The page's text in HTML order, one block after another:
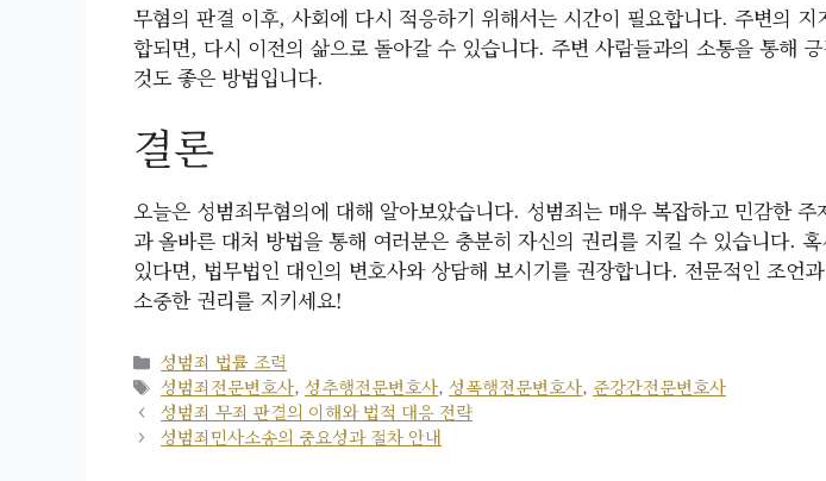
무혐의 판결 이후, 사회에 다시 적응하기 위해서는 시간이 필요합니다. 주변의 지
합되면, 다시 이전의 삶으로 돌아갈 수 있습니다. 주변 사람들과의 소통을 통해
것도 좋은 방법입니다.
결론
오늘은 성범죄무혐의에 대해 알아보았습니다. 성범죄는 매우 복잡하고 민감한 주
과 올바른 대처 방법을 통해 여러분은 충분히 자신의 권리를 지킬 수 있습니다.
있다면, 법무법인 대인의 변호사와 상담해 보시기를 권장합니다. 전문적인 조언
소중한 권리를 지키세요!
카
테
고
리
성범죄 법률 조력
태
그
성범죄전문변호사,성추행전문변호사,성폭행전문변호사, 준강간전문변호사
성범죄 무죄 판결의 이해와 법적 대응 전략
성범죄민사소송의 중요성과 절차 안내